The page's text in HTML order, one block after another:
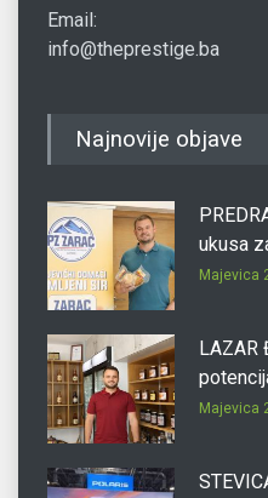
Email:
info@theprestige.ba
Najnovije objave
ukusa
Majevica
LAZAR
Majevica